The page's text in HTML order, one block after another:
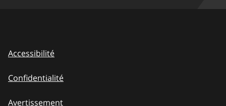
Accessibilité
Confidentialité
Avertissement